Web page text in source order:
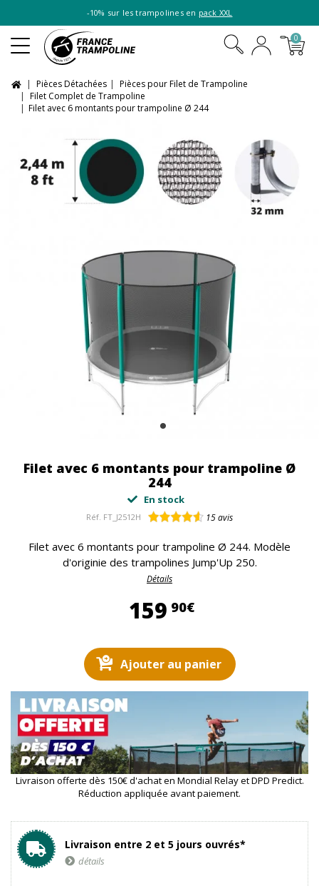
-10% sur les trampolines en pack XXL
0
Pièces Détachées
Pièces pour Filet de Trampoline
Filet Complet de Trampoline
Filet avec 6 montants pour trampoline Ø 244
Filet avec 6 montants pour trampoline Ø
244
En stock
Réf. FT_J2512H 15avis
Filet avec 6 montants pour trampoline Ø 244. Modèle
d'originie des trampolines Jump'Up 250.
Détails
159 90€159,90 €
Ajouter au panier
Livraison offerte dès 150€ d'achat en Mondial Relay et DPD Predict.
Réduction appliquée avant paiement.
Livraison entre 2 et 5 jours ouvrés*
détails